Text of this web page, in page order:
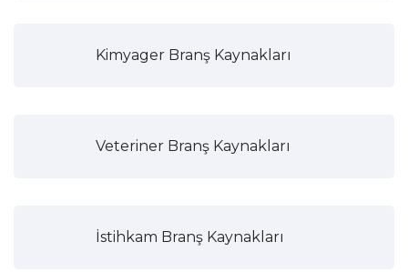
Kimyager Branş Kaynakları
Veteriner Branş Kaynakları
İstihkam Branş Kaynakları